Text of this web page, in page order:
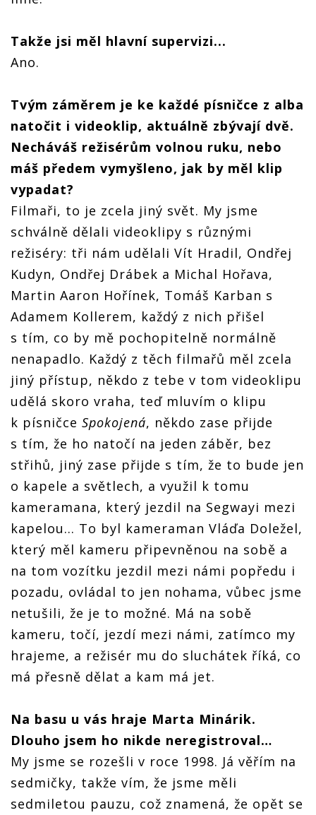
Takže jsi měl hlavní supervizi...
Ano.
Tvým záměrem je ke každé písničce z alba
natočit i videoklip, aktuálně zbývají dvě.
Necháváš režisérům volnou ruku, nebo
máš předem vymyšleno, jak by měl klip
vypadat?
Filmaři, to je zcela jiný svět. My jsme
schválně dělali videoklipy s různými
režiséry: tři nám udělali Vít Hradil, Ondřej
Kudyn, Ondřej Drábek a Michal Hořava,
Martin Aaron Hořínek, Tomáš Karban s
Adamem Kollerem, každý z nich přišel
s tím, co by mě pochopitelně normálně
nenapadlo. Každý z těch filmařů měl zcela
jiný přístup, někdo z tebe v tom videoklipu
udělá skoro vraha, teď mluvím o klipu
k písničce Spokojená, někdo zase přijde
s tím, že ho natočí na jeden záběr, bez
střihů, jiný zase přijde s tím, že to bude jen
o kapele a světlech, a využil k tomu
kameramana, který jezdil na Segwayi mezi
kapelou... To byl kameraman Vláďa Doležel,
který měl kameru připevněnou na sobě a
na tom vozítku jezdil mezi námi popředu i
pozadu, ovládal to jen nohama, vůbec jsme
netušili, že je to možné. Má na sobě
kameru, točí, jezdí mezi námi, zatímco my
hrajeme, a režisér mu do sluchátek říká, co
má přesně dělat a kam má jet.
Na basu u vás hraje Marta Minárik.
Dlouho jsem ho nikde neregistroval…
My jsme se rozešli v roce 1998. Já věřím na
sedmičky, takže vím, že jsme měli
sedmiletou pauzu, což znamená, že opět se